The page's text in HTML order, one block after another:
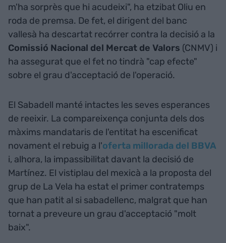
m'ha sorprès que hi acudeixi", ha etzibat Oliu en
roda de premsa. De fet, el dirigent del banc
vallesà ha descartat recórrer contra la decisió a la
Comissió Nacional del Mercat de Valors (CNMV) i
ha assegurat que el fet no tindrà "cap efecte"
sobre el grau d'acceptació de l'operació.
El Sabadell manté intactes les seves esperances
de reeixir. La compareixença conjunta dels dos
màxims mandataris de l'entitat ha escenificat
novament el rebuig a l'oferta millorada del BBVA
i, alhora, la impassibilitat davant la decisió de
Martínez. El vistiplau del mexicà a la proposta del
grup de La Vela ha estat el primer contratemps
que han patit al si sabadellenc, malgrat que han
tornat a preveure un grau d'acceptació "molt
baix".